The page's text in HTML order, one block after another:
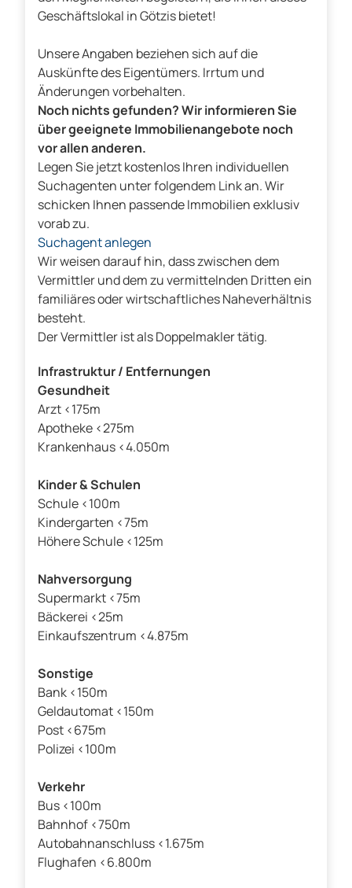
Geschäftslokal in Götzis bietet!
Unsere Angaben beziehen sich auf die
Auskünfte des Eigentümers. Irrtum und
Änderungen vorbehalten.
Noch nichts gefunden? Wir informieren Sie
über geeignete Immobilienangebote noch
vor allen anderen.
Legen Sie jetzt kostenlos Ihren individuellen
Suchagenten unter folgendem Link an. Wir
schicken Ihnen passende Immobilien exklusiv
vorab zu.
Suchagent anlegen
Wir weisen darauf hin, dass zwischen dem
Vermittler und dem zu vermittelnden Dritten ein
familiäres oder wirtschaftliches Naheverhältnis
besteht.
Der Vermittler ist als Doppelmakler tätig.
Infrastruktur / Entfernungen
Gesundheit
Arzt <175m
Apotheke <275m
Krankenhaus <4.050m
Kinder & Schulen
Schule <100m
Kindergarten <75m
Höhere Schule <125m
Nahversorgung
Supermarkt <75m
Bäckerei <25m
Einkaufszentrum <4.875m
Sonstige
Bank <150m
Geldautomat <150m
Post <675m
Polizei <100m
Verkehr
Bus <100m
Bahnhof <750m
Autobahnanschluss <1.675m
Flughafen <6.800m